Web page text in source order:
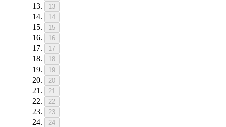
13
14
15
16
17
18
19
20
21
22
23
24